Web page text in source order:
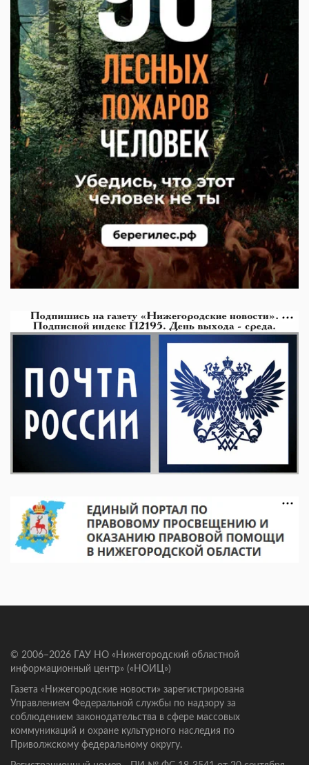
© 2006–2026 ГАУ НО «Нижегородский областной
информационный центр» («НОИЦ»)
Газета «Нижегородские новости» зарегистрирована
Управлением Федеральной службы по надзору за
соблюдением законодательства в сфере массовых
коммуникаций и охране культурного наследия по
Приволжскому федеральному округу.